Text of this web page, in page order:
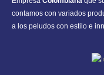
contamos con variados
a los peludos con estilo e